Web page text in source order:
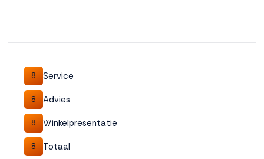
8 Service
8 Advies
8 Winkelpresentatie
8 Totaal